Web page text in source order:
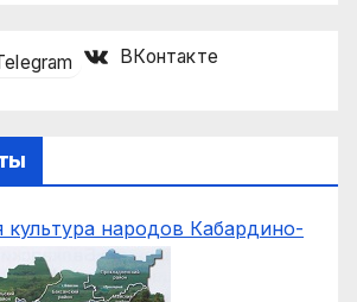
ВКонтакте
культура народов Кабардино-